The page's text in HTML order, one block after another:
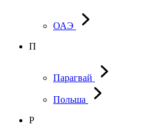
ОАЭ
П
Парагвай
Польша
Р